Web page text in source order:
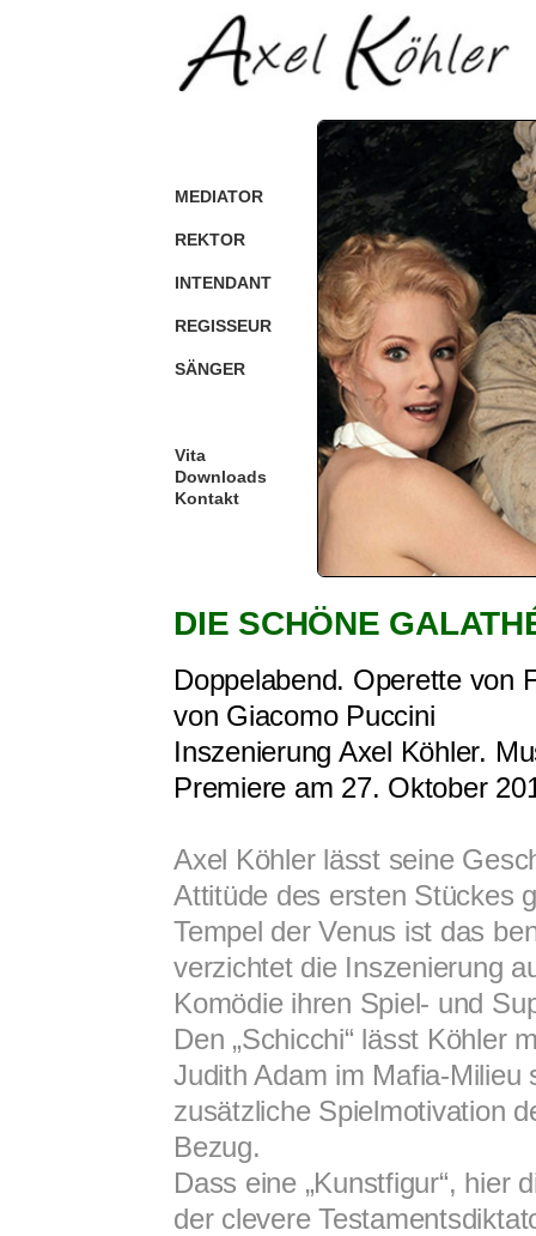
MEDIATOR
REKTOR
INTENDANT
REGISSEUR
SÄNGER
Vita
Downloads
Kontakt
DIE SCHÖNE
Doppelabend. Operette von
von Giacomo Puccini
Inszenierung Axel Köhler.
Premiere am 27. Oktober
Axel Köhler lässt seine
Attitüde des ersten Stückes
Tempel der Venus ist das
verzichtet die Inszenierung
Komödie ihren Spiel- und
Den „Schicchi“ lässt Köhler
Judith Adam im Mafia-Milieu
zusätzliche Spielmotivation
Bezug.
Dass eine „Kunstfigur“, hier
der clevere